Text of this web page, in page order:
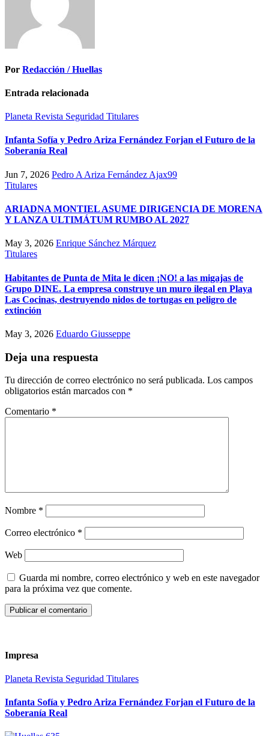
Por Redacción / Huellas
Entrada relacionada
Planeta Revista Seguridad Titulares
Infanta Sofía y Pedro Ariza Fernández Forjan el Futuro de la
Soberanía Real
Jun 7, 2026 Pedro A Ariza Fernández Ajax99
Titulares
ARIADNA MONTIEL ASUME DIRIGENCIA DE MORENA
Y LANZA ULTIMÁTUM RUMBO AL 2027
May 3, 2026 Enrique Sánchez Márquez
Titulares
Habitantes de Punta de Mita le dicen ¡NO! a las migajas de
Grupo DINE. La empresa construye un muro ilegal en Playa
Las Cocinas, destruyendo nidos de tortugas en peligro de
extinción
May 3, 2026 Eduardo Giusseppe
Deja una respuesta
Tu dirección de correo electrónico no será publicada. Los campos
obligatorios están marcados con *
Comentario *
Nombre *
Correo electrónico *
Web
Guarda mi nombre, correo electrónico y web en este navegador
para la próxima vez que comente.
Impresa
Planeta Revista Seguridad Titulares
Infanta Sofía y Pedro Ariza Fernández Forjan el Futuro de la
Soberanía Real